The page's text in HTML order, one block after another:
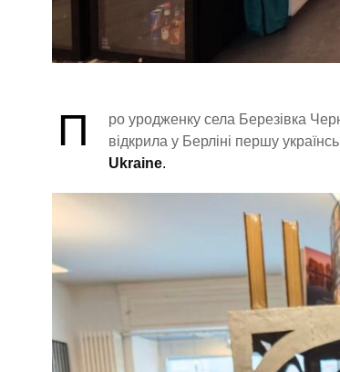
П
ро уродженку села Березівка
відкрила у Берліні першу
Ukraine.